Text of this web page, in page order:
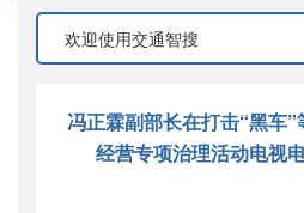
冯正霖副部长在打击“黑车
经营专项治理活动电视